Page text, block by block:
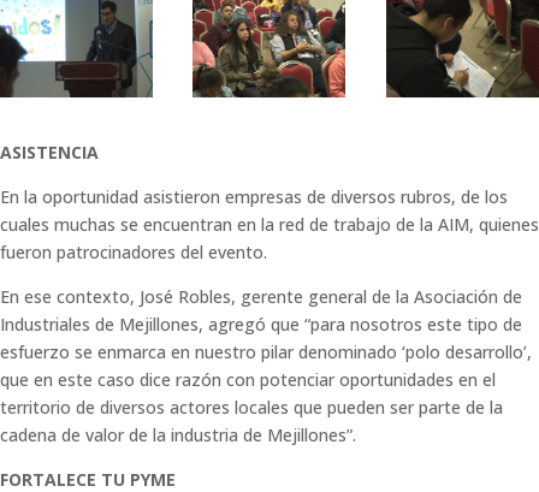
ASISTENCIA
En la oportunidad asistieron empresas de diversos rubros, de los
cuales muchas se encuentran en la red de trabajo de la AIM, quienes
fueron patrocinadores del evento.
En ese contexto, José Robles, gerente general de la Asociación de
Industriales de Mejillones, agregó que “para nosotros este tipo de
esfuerzo se enmarca en nuestro pilar denominado ‘polo desarrollo’,
que en este caso dice razón con potenciar oportunidades en el
territorio de diversos actores locales que pueden ser parte de la
cadena de valor de la industria de Mejillones”.
FORTALECE TU PYME